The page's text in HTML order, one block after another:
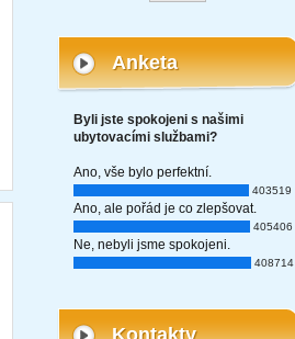
Anketa
Byli jste spokojeni s našimi
ubytovacími službami?
Ano, vše bylo perfektní.
403519
Ano, ale pořád je co zlepšovat.
405406
Ne, nebyli jsme spokojeni.
408714
Kontakty